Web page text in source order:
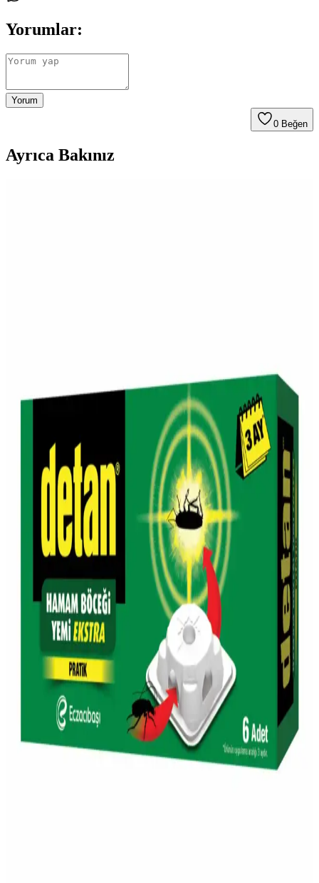
Yorumlar:
Yorum
0 Beğen
Ayrıca Bakınız
Gara Guzu Bira'nın Migros'taki Satış Durumu ve
Piyasa Konumu Hakkında Bilgiler
Gara Guzu Bira, Migros'ta bulunabilen uygun fiyatlı yerel bir
alkollü içecek seçeneğidir. Ürün hakkında detaylı teknik bilgiler
sınırlı olsa da, erişilebilirliği ve yerel üretim özelliğiyle tüketicilere
çeşitli tercih imkanları sağlar.
Simli Şarap ve Migros'ta Bulunabilirliği Hakkında
Güncel Bilgiler
Simli şarap, görsel ve tat açısından dikkat çekici özel bir içecektir.
Migros'ta bulunma durumu mağazaya göre değişebilir, stok ve
bölgeye bağlıdır. Detaylar ve ipuçları için okuyun.
Migros'un Türkiye'deki Yeri ve Güncel Market
Alışkanlıklarındaki Rolü
Migros, Türkiye'nin köklü market zinciri olarak geniş ürün yelpazesi
ve dijital platformlarıyla günümüz alışkanlıklarına uyum sağlıyor.
Migros'ta Protein Yoğurdu: Sağlıklı ve Besleyici
Alternatifler ile Dengeli Beslenme
Migros'un protein yoğurdu ürünleri, yüksek protein içeriği ve çeşitli
tatlarıyla sağlıklı yaşam ve sporcular için ideal, pratik ve besleyici bir
alternatif sunar.